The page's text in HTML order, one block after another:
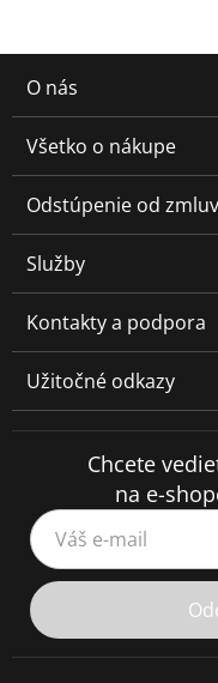
O nás
Všetko o nákupe
Odstúpenie od
Služby
Kontakty a podpora
Užitočné odkazy
Chcete
na e-
Váš e-mail